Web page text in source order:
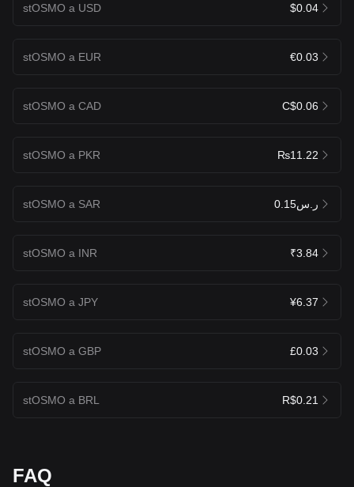
stOSMO a USD $0.04
stOSMO a EUR €0.03
stOSMO a CAD C$0.06
stOSMO a PKR ₨11.22
stOSMO a SAR ر.س0.15
stOSMO a INR ₹3.84
stOSMO a JPY ¥6.37
stOSMO a GBP £0.03
stOSMO a BRL R$0.21
FAQ